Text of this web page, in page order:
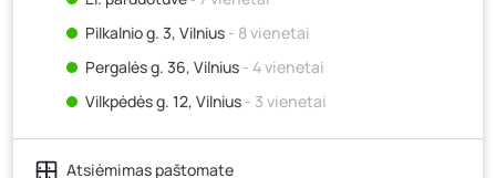
Pilkalnio g. 3, Vilnius - 8 vienetai
Pergalės g. 36, Vilnius - 4 vienetai
Vilkpėdės g. 12, Vilnius - 3 vienetai
Ateities g. 15, Vilnius- 7 vienetai
Kauno r., Narsiečių k., Vytauto g. 183, Kaunas
Atsiėmimas paštomate